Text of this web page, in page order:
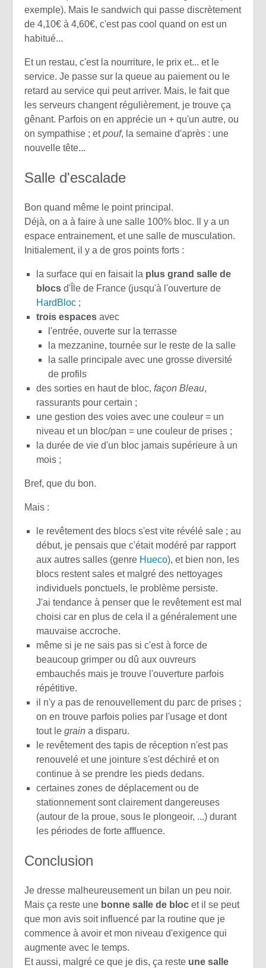
exemple). Mais le sandwich qui passe discrètement
de 4,10€ à 4,60€, c'est pas cool quand on est un
habitué...
Et un restau, c'est la nourriture, le prix et... et le
service. Je passe sur la queue au paiement ou le
retard au service qui peut arriver. Mais, le fait que
les serveurs changent régulièrement, je trouve ça
gênant. Parfois on en apprécie un + qu'un autre, ou
on sympathise ; etpouf, la semaine d'après : une
nouvelle tête...
Salle d'escalade
Bon quand même le point principal.
Déjà, on a à faire à une salle 100% bloc. Il y a un
espace entrainement, et une salle de musculation.
Initialement, il y a de gros points forts :
la surface qui en faisait la plus grand salle de
blocs d'Île de France (jusqu'à l'ouverture de
HardBloc ;
trois espaces avec
l'entrée, ouverte sur la terrasse
la mezzanine, tournée sur le reste de la salle
la salle principale avec une grosse diversité
de profils
des sorties en haut de bloc, façon Bleau,
rassurants pour certain ;
une gestion des voies avec une couleur = un
niveau et un bloc/pan = une couleur de prises ;
la durée de vie d'un bloc jamais supérieure à un
mois ;
Bref, que du bon.
Mais :
le revêtement des blocs s'est vite révélé sale ; au
début, je pensais que c'était modéré par rapport
aux autres salles (genre Hueco), et bien non, les
blocs restent sales et malgré des nettoyages
individuels ponctuels, le problème persiste.
J'ai tendance à penser que le revêtement est mal
choisi car en plus de cela il a généralement une
mauvaise accroche.
même si je ne sais pas si c'est à force de
beaucoup grimper ou dû aux ouvreurs
embauchés mais je trouve l'ouverture parfois
répétitive.
il n'y a pas de renouvellement du parc de prises ;
on en trouve parfois polies par l'usage et dont
tout le grain a disparu.
le revêtement des tapis de réception n'est pas
renouvelé et une jointure s'est déchiré et on
continue à se prendre les pieds dedans.
certaines zones de déplacement ou de
stationnement sont clairement dangereuses
(autour de la proue, sous le plongeoir, ...) durant
les périodes de forte affluence.
Conclusion
Je dresse malheureusement un bilan un peu noir.
Mais ça reste une bonne salle de bloc et il se peut
que mon avis soit influencé par la routine que je
commence à avoir et mon niveau d'exigence qui
augmente avec le temps.
Et aussi, malgré ce que je dis, ça reste une salle